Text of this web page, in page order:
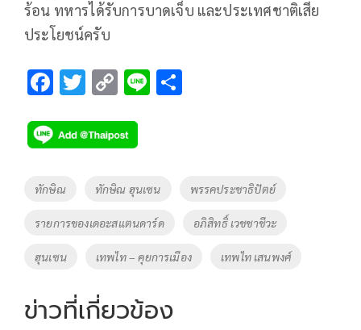
ร้อน ทหารได้รับการบาดเจ็บ และประเทศชาติเสีย
ประโยชน์ครับ
F
e
b
o
k
T
tt
er
C
p
y
Li
n
k
Li
Tags
ทักษิณ ทักษิณ ฮุนเซน พรรคประชาธิปัตย์
รายการของเดอะสแตนดาร์ด อภิสิทธิ์ เวชชาชีวะ
ฮุนเซน เทพไท – คุยการเมือง เทพไท เสนพงศ์
ข่าวที่เกี่ยวข้อง